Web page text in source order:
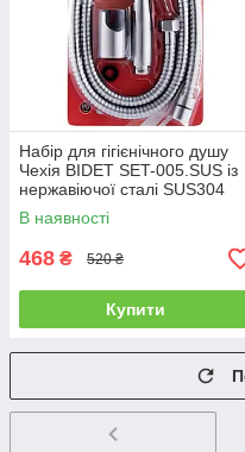
Набір для гігієнічного душу
Чехія BIDET SET-005.SUS із
нержавіючої сталі SUS304
упаковка блістер
В наявності
468 ₴ 520 ₴
Купити